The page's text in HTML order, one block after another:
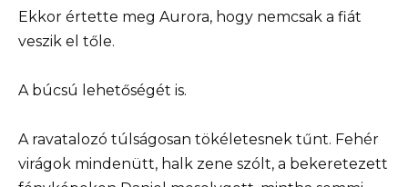
Ekkor értette meg Aurora, hogy nemcsak a fiát
veszik el tőle.
A búcsú lehetőségét is.
A ravatalozó túlságosan tökéletesnek tűnt. Fehér
virágok mindenütt, halk zene szólt, a bekeretezett